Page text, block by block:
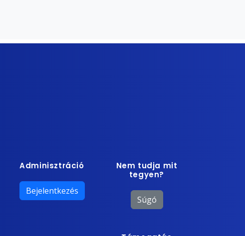
Adminisztráció
Bejelentkezés
Nem tudja mit
tegyen?
Súgó